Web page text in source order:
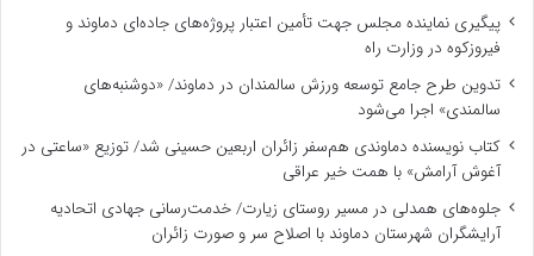
پیگیری نماینده مجلس جهت تأمین اعتبار پروژه‌های جاده‌ای دماوند و
فیروزکوه در وزارت راه
تدوین طرح جامع توسعه ورزش سالمندان در دماوند/ «دوشنبه‌های
سالمندی» اجرا می‌شود
کتاب نویسنده دماوندی هم‌سفر زائران اربعین حسینی شد/ توزیع «ساعتی در
آغوش آرامش» با همت خیر عراقی
جلوه‌های همدلی در مسیر روستای زیارت/ خدمت‌رسانی جهادی اتحادیه
آرایشگران شهرستان دماوند با اصلاح سر و صورت زائران